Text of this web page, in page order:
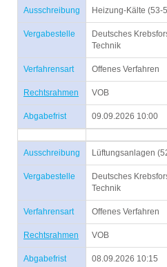
Ausschreibung Heizung-Kälte (53-
Vergabestelle
Deutsches
Technik
Verfahrensart Offenes Verfahren
Rechtsrahmen VOB
Abgabefrist 09.09.2026 10:00
Ausschreibung Lüftungsanlagen
Vergabestelle
Deutsches
Technik
Verfahrensart Offenes Verfahren
Rechtsrahmen VOB
Abgabefrist 08.09.2026 10:15